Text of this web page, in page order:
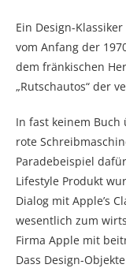
Ein Design-
vom Anfang der
dem fränkischen
„Rutschautos“ der
In fast keinem
rote
Paradebeispiel
Lifestyle Produkt
Dialog mit Apple’s
wesentlich zum
Firma Apple mit
Dass Design-